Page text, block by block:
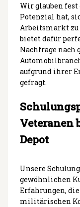
Wir glauben fest
Potenzial hat,
Arbeitsmarkt zu
bietet dafür
Nachfrage
aufgrund ihrer
gefragt.
Veteranen
Depot
Unsere
gewöhnlichen
Erfahrungen,
militärischen